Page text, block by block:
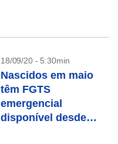
18/09/20 - 5:30min
Nascidos em maio
têm FGTS
emergencial
disponível desde